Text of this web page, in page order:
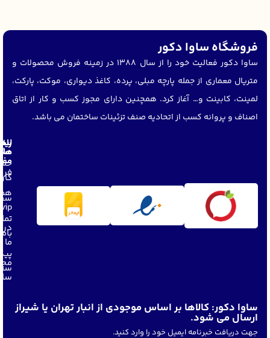
فروشگاه ساوا دکور
ساوا دکور فعالیت خود را از سال 1388 در زمینه فروش محصولات و
متریال معماری از جمله پارچه مبلی، پرده، کاغذ دیواری، موکت، پارکت،
لمینت، کابینت و… آغاز کرد. همچنین دارای مجوز کسب و کار از اتاق
اصناف و پروانه کسب از اتحادیه صنف تزئینات ساختمان می باشد.
vip
ما
باما
ساوا دکور: کالاها بر اساس موجودی از انبار تهران یا شیراز
ارسال می شود.
جهت دریافت خبرنامه ایمیل خود را وارد کنید.